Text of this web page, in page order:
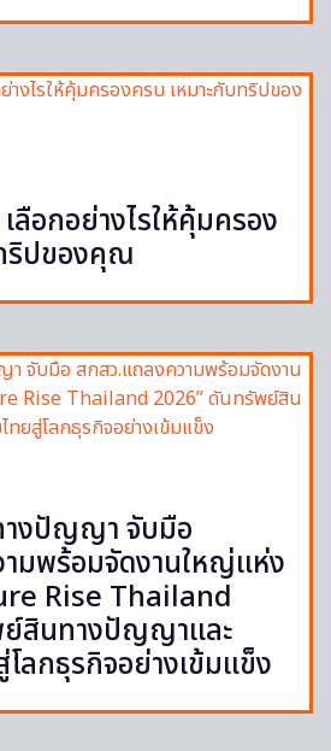
ลือกอย่างไรให้คุ้มครอง
ริปของคุณ
งปัญญา จับมือ
มพร้อมจัดงานใหญ่แห่ง
Rise Thailand
สินทางปัญญาและ
ลกธุรกิจอย่างเข้มแข็ง